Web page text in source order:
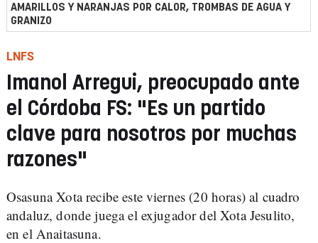
AMARILLOS Y NARANJAS POR CALOR, TROMBAS DE AGUA Y
GRANIZO
LNFS
Imanol Arregui, preocupado ante
el Córdoba FS: "Es un partido
clave para nosotros por muchas
razones"
Osasuna Xota recibe este viernes (20 horas) al cuadro
andaluz, donde juega el exjugador del Xota Jesulito,
en el Anaitasuna.